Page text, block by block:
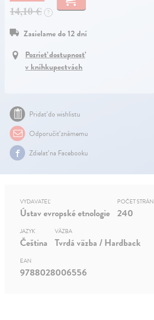
14,10 € ?
Zasielame do 12 dní
Pozrieť dostupnosť
v kníhkupectvách
Pridať do wishlistu
Odporučiť známemu
Zdielať na Facebooku
VYDAVATEĽ
Ústav evropské etnologie
POČET STRÁN
240
JAZYK
Čeština
VÄZBA
Tvrdá väzba / Hardback
EAN
9788028006556